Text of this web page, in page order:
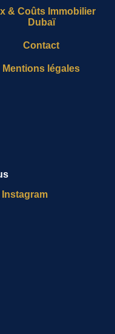
& Coûts Immobilier
Dubaï
Contact
Mentions légales
Instagram